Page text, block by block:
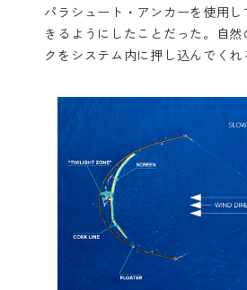
パラシュート・アンカーを使用
きるようにしたことだった。自
クをシステム内に押し込んでくれ